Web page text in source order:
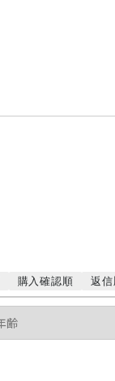
購入確認順 返信